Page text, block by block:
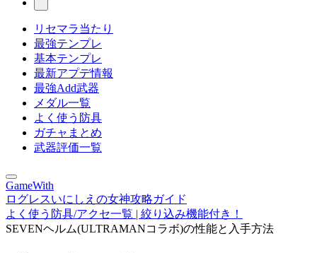
リセマラ当たり
最強テンプレ
基本テンプレ
最新アプデ情報
最強Add武器
メダル一覧
よく使う防具
ガチャまとめ
武器評価一覧
GameWith
ログレスいにしえの女神攻略ガイド
よく使う防具/アクセ一覧 | 絞り込み機能付き！
SEVENヘルム(ULTRAMANコラボ)の性能と入手方法